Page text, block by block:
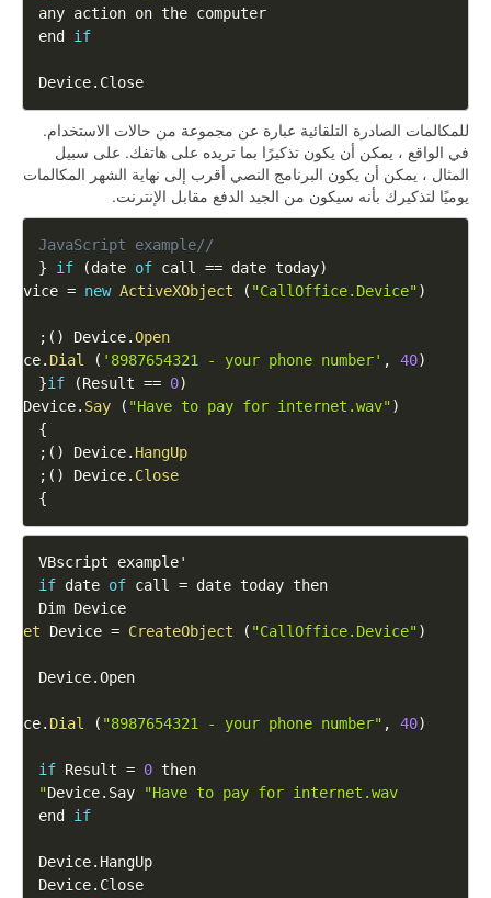
end if
Device. Close
للمكالمات الصادرة التلقائية عبارة عن مجموعة من حالات الاستخدام.
في الواقع ، يمكن أن يكون تذكيرًا بما تريده على هاتفك. على سبيل
المثال ، يمكن أن يكون البرنامج النصي أقرب إلى نهاية الشهر المكالمات
يوميًا لتذكيرك بأنه سيكون من الجيد الدفع مقابل الإنترنت.
//JavaScript example
if
(date of call == date today)
{
Device = new ActiveXObject ( "CallOffice.Device")
Device.Open
(
)
;
. Dial ( '8987654321 - your phone number' , 40)
if
(Result == 0)
{
Device. Say ( "Have to pay for internet.wav")
}
Device. HangUp
(
)
;
Device. Close
(
)
;
}
'
VBscript example
if date of call =
Dim Device
Set
Device = CreateObject ( "CallOffice.Device")
Device.Open
. Dial ( "8987654321 - your phone number" , 40)
if Result = 0
Device. Say
"Have to pay for internet.wav"
if
Device. HangUp
Device. Close